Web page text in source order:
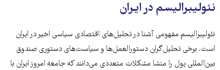
نئولیبرالیسم در ایران
نئولیبرالیسم مفهومی آشنا در تحلیل‌های اقتصادی سیاسی اخیر در ایران
است. برخی تحلیل‌گران دستورالعمل‌ها و سیاست‌های دستوری صندوق
بین‌المللی پول را منشا مشکلات متعددی می‌دانند که جامعه امروز ایران با